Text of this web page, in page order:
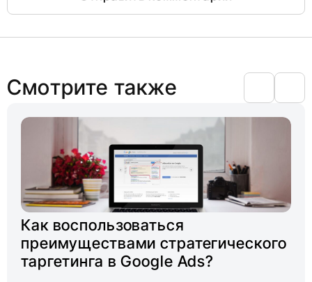
Смотрите также
Как воспользоваться
преимуществами стратегического
таргетинга в Google Ads?